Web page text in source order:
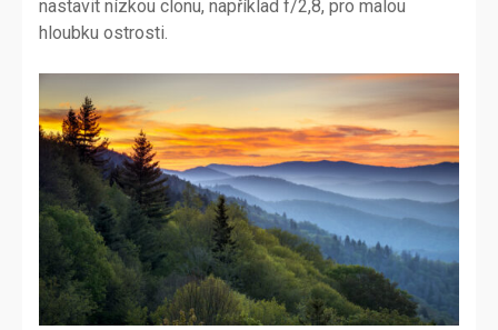
nastavit nízkou clonu, například f/2,8, pro malou
hloubku ostrosti.